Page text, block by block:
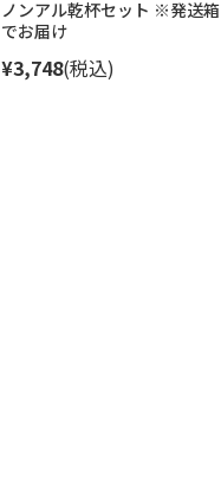
ノンアル乾杯セット ※発送箱
でお届け
¥3,748(税込)